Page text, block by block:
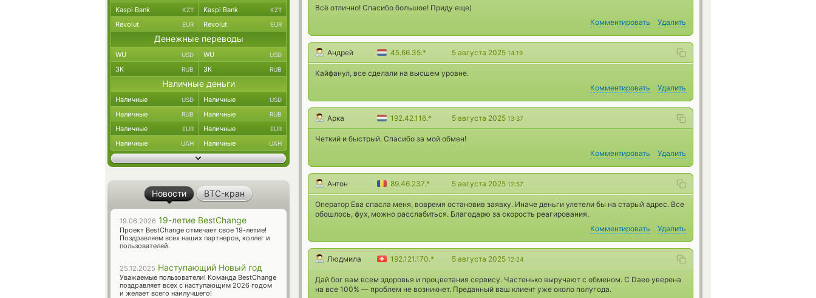
Всё отлично! Спасибо большое! Приду еще)
Комментировать
Удалить
Андрей 45.66.35.* 5 августа 2025 14:19
Кайфанул, все сделали на высшем уровне.
Комментировать
Удалить
Арка 192.42.116.* 5 августа 2025 13:37
Четкий и быстрый. Спасибо за мой обмен!
Комментировать
Удалить
Антон 89.46.237.* 5 августа 2025 12:57
Оператор Ева спасла меня, вовремя остановив заявку. Иначе деньги улетели бы на старый адрес. Все
обошлось, фух, можно расслабиться. Благодарю за скорость реагирования.
Комментировать
Удалить
Людмила 192.121.170.* 5 августа 2025 12:24
Дай бог вам всем здоровья и процветания сервису. Частенько выручают с обменом. С Daeo уверена
на все 100% — проблем не возникнет. Преданный ваш клиент уже около полугода.
Kaspi Bank KZT Kaspi Bank KZT
Revolut EUR Revolut EUR
Денежные переводы
WU USD WU USD
ЗК RUB ЗК RUB
Наличные деньги
Наличные USD Наличные USD
Наличные RUB Наличные RUB
Наличные EUR Наличные EUR
Наличные UAH Наличные UAH
Новости BTC-кран
19.06.2026 19-летие BestChange
Проект BestChange отмечает свое 19-летие!
Поздравляем всех наших партнеров, коллег и
пользователей.
25.12.2025 Наступающий Новый год
Уважаемые пользователи! Команда BestChange
поздравляет всех с наступающим 2026 годом
и желает всего наилучшего!